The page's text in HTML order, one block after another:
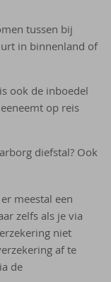
tussen bij
in binnenland of
ook de inboedel
op reis
diefstal? Ook
meestal een
zelfs als je via
niet
af te
de